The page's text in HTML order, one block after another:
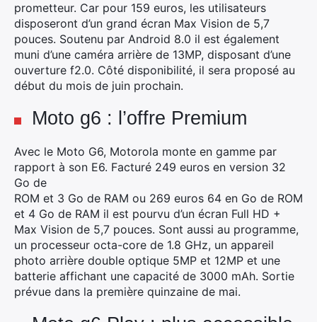
prometteur. Car pour 159 euros, les utilisateurs
disposeront d’un grand écran Max Vision de 5,7
pouces. Soutenu par Android 8.0 il est également
muni d’une caméra arrière de 13MP, disposant d’une
ouverture f2.0. Côté disponibilité, il sera proposé au
début du mois de juin prochain.
Moto g6 : l’offre Premium
Avec le Moto G6, Motorola monte en gamme par
rapport à son E6. Facturé 249 euros en version 32
Go de
ROM et 3 Go de RAM ou 269 euros 64 en Go de ROM
et 4 Go de RAM il est pourvu d’un écran Full HD +
Max Vision de 5,7 pouces. Sont aussi au programme,
un processeur octa-core de 1.8 GHz, un appareil
photo arrière double optique 5MP et 12MP et une
batterie affichant une capacité de 3000 mAh. Sortie
prévue dans la première quinzaine de mai.